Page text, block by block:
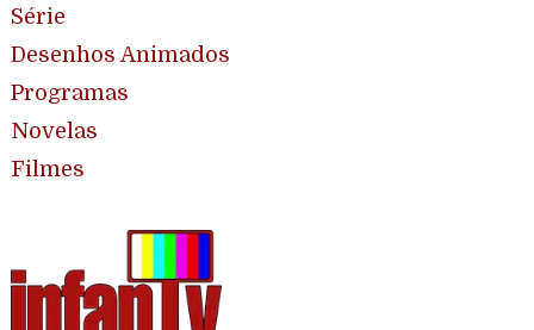
Série
Desenhos Animados
Programas
Novelas
Filmes